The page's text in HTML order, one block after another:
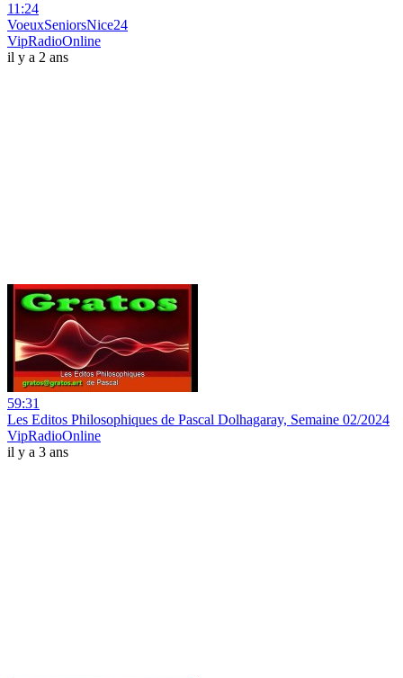
11:24
VoeuxSeniorsNice24
VipRadioOnline
il y a 2 ans
59:31
Les Editos Philosophiques de Pascal Dolhagaray, Semaine 02/2024
VipRadioOnline
il y a 3 ans